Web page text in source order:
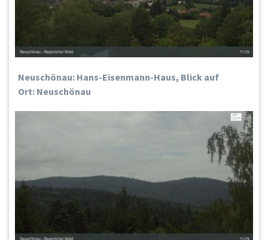
Neuschönau: Hans-Eisenmann-Haus, Blick auf
Ort: Neuschönau